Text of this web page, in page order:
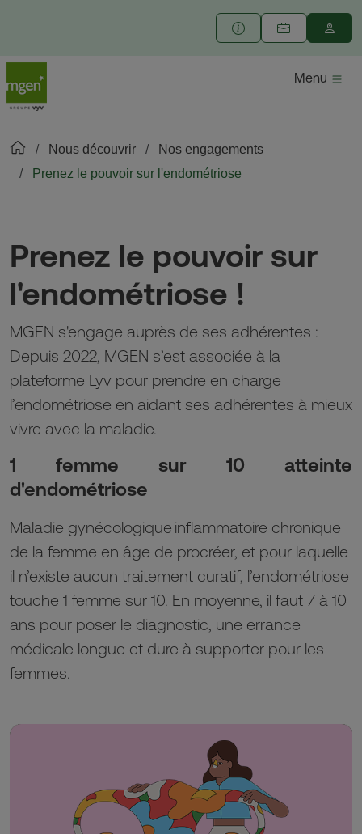
Menu
Nous découvrir
Nos engagements
Prenez le pouvoir sur l'endométriose
Prenez le pouvoir sur
l'endométriose !
MGEN s'engage auprès de ses adhérentes :
Depuis 2022, MGEN s’est associée à la
plateforme Lyv pour prendre en charge
l’endométriose en aidant ses adhérentes à mieux
vivre avec la maladie.
1 femme sur 10 atteinte
d'endométriose
Maladie gynécologique inflammatoire chronique
de la femme en âge de procréer, et pour laquelle
il n’existe aucun traitement curatif, l’endométriose
touche 1 femme sur 10. En moyenne, il faut 7 à 10
ans pour poser le diagnostic, une errance
médicale longue et dure à supporter pour les
femmes.